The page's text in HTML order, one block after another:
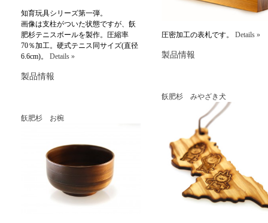
知育玩具シリーズ第一弾。
画像は支柱がついた状態ですが、飫
肥杉テニスボールを製作。圧縮率
70％加工。硬式テニス同サイズ(直径
6.6cm)。 Details »
製品情報
圧密加工の表札です。 Details »
製品情報
飫肥杉 みやざき犬
飫肥杉 お椀